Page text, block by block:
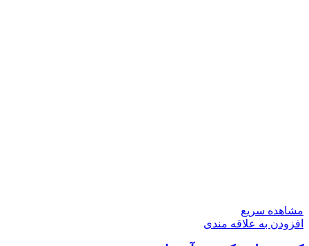
مشاهده سریع
افزودن به علاقه مندی